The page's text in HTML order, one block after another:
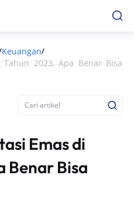
Keuangan/
2023, Apa Benar Bisa
Emas di
Benar Bisa